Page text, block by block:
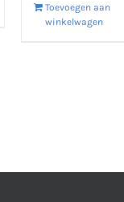
Toevoegen aan
winkelwagen